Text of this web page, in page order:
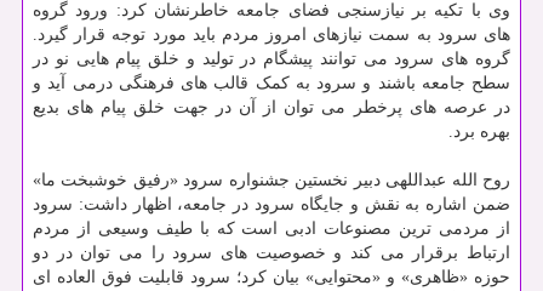
وی با تکیه بر نیازسنجی فضای جامعه خاطرنشان کرد: ورود گروه
های سرود به سمت نیازهای امروز مردم باید مورد توجه قرار گیرد.
گروه های سرود می توانند پیشگام در تولید و خلق پیام هایی نو در
سطح جامعه باشند و سرود به کمک قالب های فرهنگی درمی آید و
در عرصه های پرخطر می توان از آن در جهت خلق پیام های بدیع
بهره برد.
روح الله عبداللهی دبیر نخستین جشنواره سرود «رفیق خوشبخت ما»
ضمن اشاره به نقش و جایگاه سرود در جامعه، اظهار داشت: سرود
از مردمی ترین مصنوعات ادبی است که با طیف وسیعی از مردم
ارتباط برقرار می کند و خصوصیت های سرود را می توان در دو
حوزه «ظاهری» و «محتوایی» بیان کرد؛ سرود قابلیت فوق العاده ای